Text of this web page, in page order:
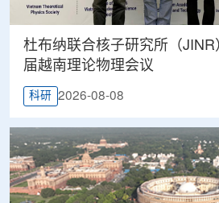
杜布纳联合核子研究所（JINR
届越南理论物理会议
科研 2026-08-08